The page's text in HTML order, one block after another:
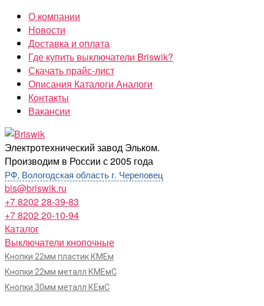
Перейти
содержимому
О компании
Новости
Доставка и оплата
Где купить выключатели Briswik?
Скачать прайс-лист
Описания Каталоги Аналоги
Контакты
Вакансии
Briswik
Электротехнический завод Эльком.
Производим в России с 2005 года
РФ, Вологодская область г. Череповец
bis@briswik.ru
+7 8202 28-39-83
+7 8202 20-10-94
Каталог
Выключатели кнопочные
Кнопки 22мм пластик КМЕм
Кнопки 22мм металл КМЕмС
Кнопки 30мм металл КЕмС